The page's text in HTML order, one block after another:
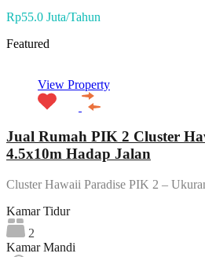
Rp55.0 Juta/Tahun
Featured
View Property
Jual Rumah PIK 2 Cluster
4.5x10m Hadap Jalan
Cluster Hawaii Paradise PIK 2 –
Kamar Tidur
2
Kamar Mandi